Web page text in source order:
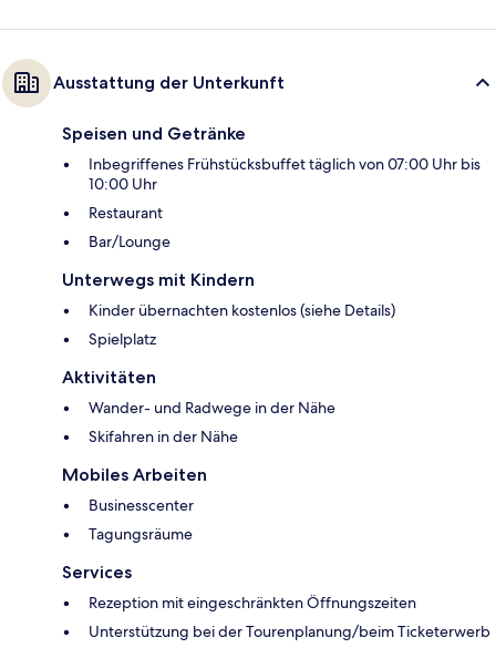
Ausstattung der Unterkunft
Speisen und Getränke
Inbegriffenes Frühstücksbuffet täglich von 07:00 Uhr bis
10:00 Uhr
Restaurant
Bar/Lounge
Unterwegs mit Kindern
Kinder übernachten kostenlos (siehe Details)
Spielplatz
Aktivitäten
Wander- und Radwege in der Nähe
Skifahren in der Nähe
Mobiles Arbeiten
Businesscenter
Tagungsräume
Services
Rezeption mit eingeschränkten Öffnungszeiten
Unterstützung bei der Tourenplanung/beim Ticketerwerb